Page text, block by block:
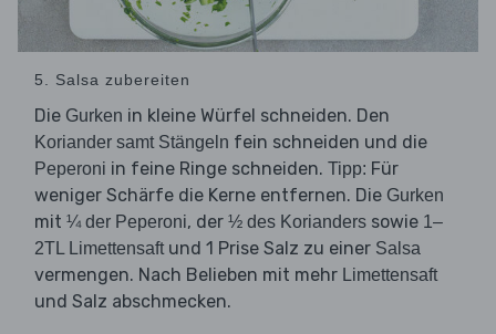
5. Salsa zubereiten
Die Gurken in kleine Würfel schneiden. Den
Koriander samt Stängeln fein schneiden und die
Peperoni in feine Ringe schneiden. Tipp: Für
weniger Schärfe die Kerne entfernen. Die Gurken
mit ¼ der Peperoni, der ½ des Korianders sowie 1–
2TL Limettensaftund 1 Prise Salz zu einer Salsa
vermengen. Nach Belieben mit mehr Limettensaft
und Salz abschmecken.